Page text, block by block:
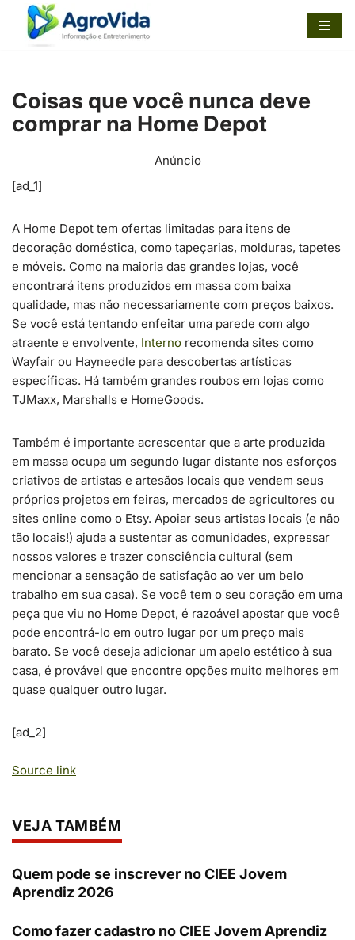
Pular
conteúdo
Coisas que você nunca deve
comprar na Home Depot
Anúncio
[ad_1]
A Home Depot tem ofertas limitadas para itens de
decoração doméstica, como tapeçarias, molduras, tapetes
e móveis. Como na maioria das grandes lojas, você
encontrará itens produzidos em massa com baixa
qualidade, mas não necessariamente com preços baixos.
Se você está tentando enfeitar uma parede com algo
atraente e envolvente, Interno recomenda sites como
Wayfair ou Hayneedle para descobertas artísticas
específicas. Há também grandes roubos em lojas como
TJMaxx, Marshalls e HomeGoods.
Também é importante acrescentar que a arte produzida
em massa ocupa um segundo lugar distante nos esforços
criativos de artistas e artesãos locais que vendem seus
próprios projetos em feiras, mercados de agricultores ou
sites online como o Etsy. Apoiar seus artistas locais (e não
tão locais!) ajuda a sustentar as comunidades, expressar
nossos valores e trazer consciência cultural (sem
mencionar a sensação de satisfação ao ver um belo
trabalho em sua casa). Se você tem o seu coração em uma
peça que viu no Home Depot, é razoável apostar que você
pode encontrá-lo em outro lugar por um preço mais
barato. Se você deseja adicionar um apelo estético à sua
casa, é provável que encontre opções muito melhores em
quase qualquer outro lugar.
[ad_2]
Source link
VEJA TAMBÉM
Quem pode se inscrever no CIEE Jovem
Aprendiz 2026
Como fazer cadastro no CIEE Jovem Aprendiz